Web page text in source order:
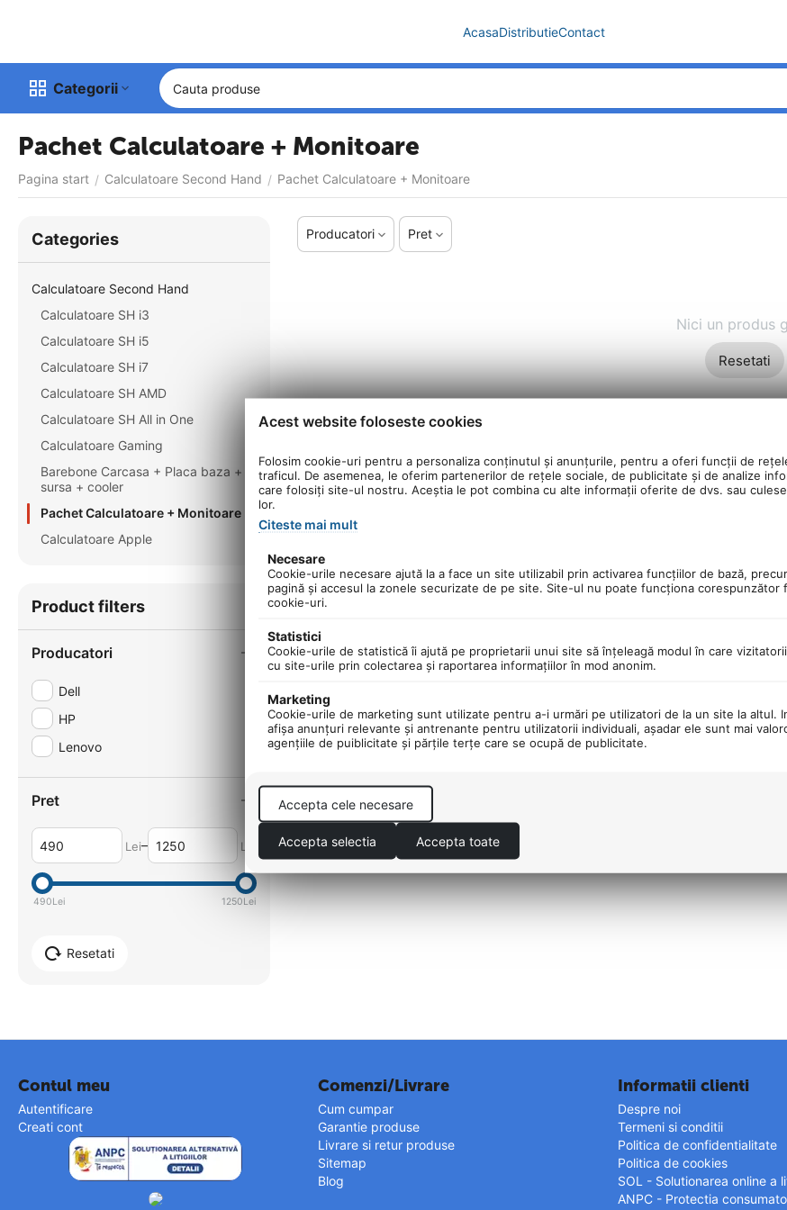
AcasaDistributieContact
Categorii
Pachet Calculatoare + Monitoare
Pagina start / Calculatoare Second Hand / Pachet Calculatoare + Monitoare
Producatori Pret
Nici un produs
Resetati
Сategories
Calculatoare Second Hand
Calculatoare SH i3
Calculatoare SH i5
Calculatoare SH i7
Calculatoare SH AMD
Calculatoare SH All in One
Calculatoare Gaming
Barebone Carcasa + Placa baza +
sursa + cooler
Pachet Calculatoare + Monitoare
Calculatoare Apple
Product filters
Producatori
Dell
HP
Lenovo
Pret
Lei– Lei
490Lei 1250Lei
Resetati
Contul meu
Autentificare
Creati cont
Comenzi/Livrare
Cum cumpar
Garantie produse
Livrare si retur produse
Sitemap
Blog
Informatii clienti
Despre noi
Termeni si conditii
Politica de confidentialitate
Politica de cookies
SOL - Solutionarea online a
ANPC - Protectia
Acest website foloseste cookies
Folosim cookie-uri pentru a personaliza conținutul și anunțurile, pentru a oferi funcții de
traficul. De asemenea, le oferim partenerilor de rețele sociale, de publicitate și de analize
care folosiți site-ul nostru. Aceștia le pot combina cu alte informații oferite de dvs. sau
lor.
Citeste mai mult
Necesare
Cookie-urile necesare ajută la a face un site utilizabil prin activarea funcţiilor de bază,
pagină şi accesul la zonele securizate de pe site. Site-ul nu poate funcţiona corespunzător
cookie-uri.
Statistici
Cookie-urile de statistică îi ajută pe proprietarii unui site să înţeleagă modul în care
cu site-urile prin colectarea şi raportarea informaţiilor în mod anonim.
Marketing
Cookie-urile de marketing sunt utilizate pentru a-i urmări pe utilizatori de la un site la altul.
afişa anunţuri relevante şi antrenante pentru utilizatorii individuali, aşadar ele sunt mai
agenţiile de puiblicitate şi părţile terţe care se ocupă de publicitate.
Accepta cele necesare
Accepta selectia Accepta toate